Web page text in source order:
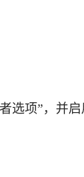
项”，并